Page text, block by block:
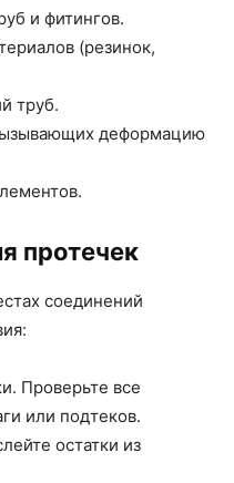
и фитингов.
(резинок,
труб.
деформацию
протечек
соединений
Проверьте все
или подтеков.
остатки из